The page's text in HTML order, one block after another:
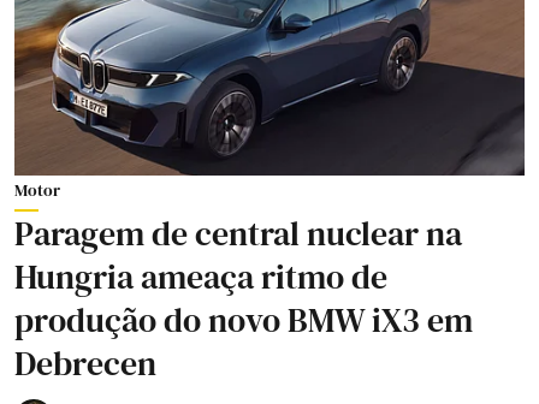
Motor
Paragem de central nuclear na
Hungria ameaça ritmo de
produção do novo BMW iX3 em
Debrecen